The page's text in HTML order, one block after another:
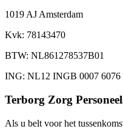
1019 AJ Amsterdam
Kvk: 78143470
BTW: NL861278537B01
ING: NL12 INGB 0007 6076
Terborg Zorg
Als u belt voor het